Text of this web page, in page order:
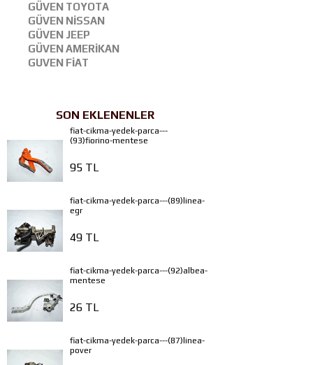
GÜVEN TOYOTA
GÜVEN NİSSAN
GÜVEN JEEP
GÜVEN AMERİKAN
GUVEN FİAT
SON EKLENENLER
fiat-cikma-yedek-parca---
(93)fiorino-mentese
95 TL
fiat-cikma-yedek-parca---(89)linea-
egr
49 TL
fiat-cikma-yedek-parca---(92)albea-
mentese
26 TL
fiat-cikma-yedek-parca---(87)linea-
pover